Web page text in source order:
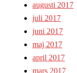
augusti 2017
juli 2017
juni 2017
maj 2017
april 2017
mars 2017